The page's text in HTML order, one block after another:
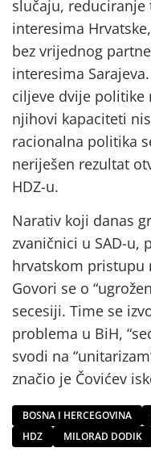
slučaju,
interesima
bez vrijednog
interesima
ciljeve dvije politike
njihovi kapaciteti
racionalna politika
neriješen rezultat
HDZ-u.
Narativ koji danas
zvaničnici u SAD-u,
hrvatskom pristupu
Govori se o
secesiji. Time se
problema u BiH,
svodi na
značio je Čovićev
BOSNA I HERCEGOVINA
HDZ
MILORAD DODIK